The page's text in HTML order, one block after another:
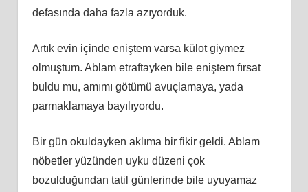
defasında daha fazla azıyorduk.
Artık evin içinde eniştem varsa külot giymez
olmuştum. Ablam etraftayken bile eniştem fırsat
buldu mu, amımı götümü avuçlamaya, yada
parmaklamaya bayılıyordu.
Bir gün okuldayken aklıma bir fikir geldi. Ablam
nöbetler yüzünden uyku düzeni çok
bozulduğundan tatil günlerinde bile uyuyamaz